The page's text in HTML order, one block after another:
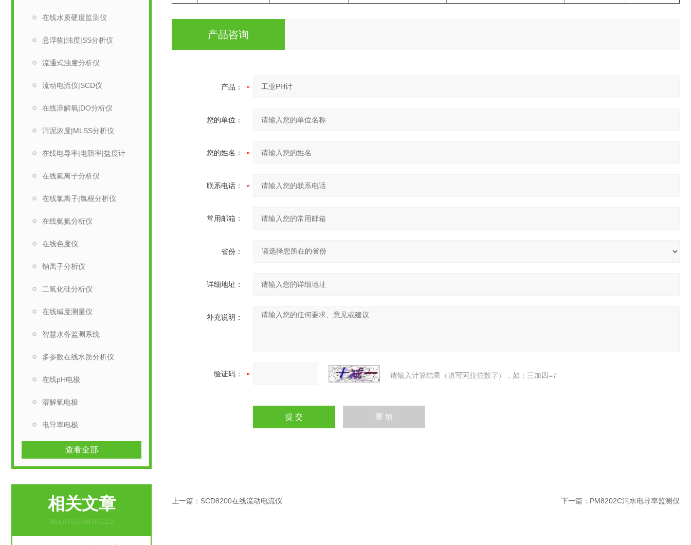
在线水质硬度监测仪
悬浮物|浊度|SS分析仪
流通式浊度分析仪
流动电流仪|SCD仪
在线溶解氧|DO分析仪
污泥浓度|MLSS分析仪
在线电导率|电阻率|盐度计
在线氟离子分析仪
在线氯离子|氯根分析仪
在线氨氮分析仪
在线色度仪
钠离子分析仪
二氧化硅分析仪
在线碱度测量仪
智慧水务监测系统
多参数在线水质分析仪
在线pH电极
溶解氧电极
电导率电极
查看全部
相关文章
RELATED ARTICLES
产品咨询
产品：
您的单位：
您的姓名：
联系电话：
常用邮箱：
省份：
详细地址：
补充说明：
验证码： 请输入计算结果（填写阿拉伯数字），如：三加四=7
上一篇： SCD8200在线流动电流仪 下一篇： PM8202C污水电导率监测仪